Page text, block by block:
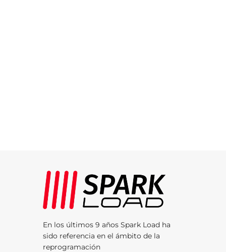
En los últimos 9 años Spark Load ha
sido referencia en el ámbito de la
reprogramación